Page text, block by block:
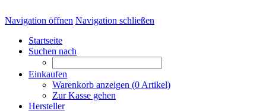
Navigation öffnen Navigation schließen
Startseite
Suchen nach
Einkaufen
Warenkorb anzeigen (0 Artikel)
Zur Kasse gehen
Hersteller